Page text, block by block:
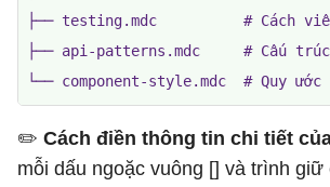
├── testing.mdc          # Cách
├── api-patterns.mdc     # Cấu trúc
└── component-style.mdc  # Quy
✏️ ​​ Cách điền thông tin chi tiết
mỗi dấu ngoặc vuông [] và trình giữ